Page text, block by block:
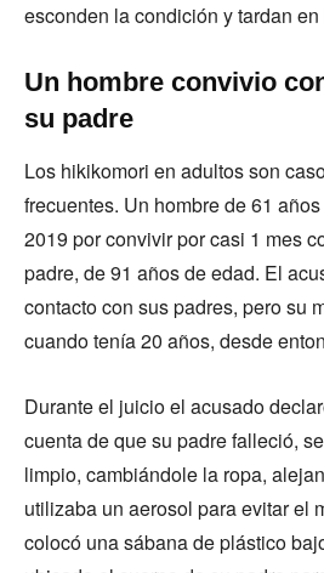
esconden la condición y tardan
Un hombre convivio
su padre
Los hikikomori en adultos son
frecuentes. Un hombre de 61
2019 por convivir por casi 1 mes
padre, de 91 años de edad. El
contacto con sus padres, pero su
cuando tenía 20 años, desde
Durante el juicio el acusado
cuenta de que su padre falleció,
limpio, cambiándole la ropa,
utilizaba un aerosol para evitar el
colocó una sábana de plástico